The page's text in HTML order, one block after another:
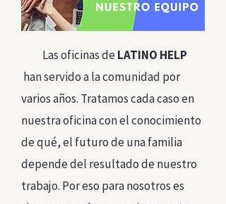
Las oficinas de LATINO HELP
han servido a la comunidad por
varios años. Tratamos cada caso en
nuestra oficina con el conocimiento
de qué, el futuro de una familia
depende del resultado de nuestro
trabajo. Por eso para nosotros es